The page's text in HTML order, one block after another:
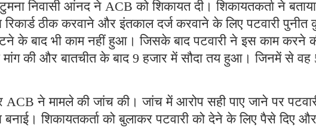
निवासी आंनद ने ACB को शिकायत दी। शिकायतकर्ता ने
रिकार्ड ठीक करवाने और इंतकाल दर्ज करवाने के लिए पटवारी पुनीत
के बाद भी काम नहीं हुआ। जिसके बाद पटवारी ने इस काम करने
की और बातचीत के बाद 9 हजार में सौदा तय हुआ। जिनमें से वह
ACB ने मामले की जांच की। जांच में आरोप सही पाए जाने पर
बनाई। शिकायतकर्ता को बुलाकर पटवारी को देने के लिए पैसे दिए और